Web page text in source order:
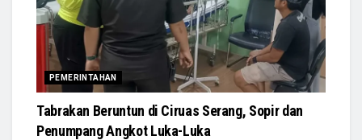
PEMERINTAHAN
Tabrakan Beruntun di Ciruas Serang, Sopir dan
Penumpang Angkot Luka-Luka